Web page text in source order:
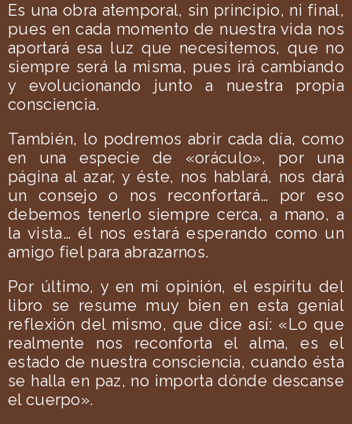
Es una obra atemporal, sin principio, ni final,
pues en cada momento de nuestra vida nos
aportará esa luz que necesitemos, que no
siempre será la misma, pues irá cambiando
y evolucionando junto a nuestra propia
consciencia.
También, lo podremos abrir cada día, como
en una especie de «oráculo», por una
página al azar, y éste, nos hablará, nos dará
un consejo o nos reconfortará… por eso
debemos tenerlo siempre cerca, a mano, a
la vista… él nos estará esperando como un
amigo fiel para abrazarnos.
Por último, y en mi opinión, el espíritu del
libro se resume muy bien en esta genial
reflexión del mismo, que dice así: «Lo que
realmente nos reconforta el alma, es el
estado de nuestra consciencia, cuando ésta
se halla en paz, no importa dónde descanse
el cuerpo».